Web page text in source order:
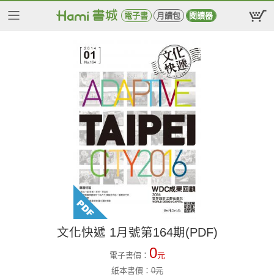
電子書 月讀包 閱讀器
文化快遞 1月號第164期(PDF)
電子書價： 0元
紙本書價：0元